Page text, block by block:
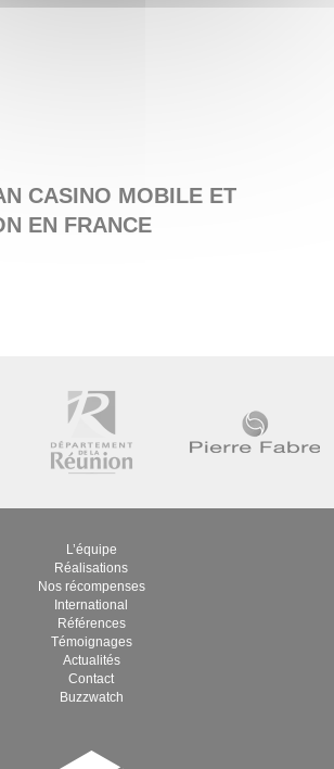
HELLO WORLD
L’équipe
Réalisations
Nos récompenses
International
Références
Témoignages
Actualités
Contact
Buzzwatch